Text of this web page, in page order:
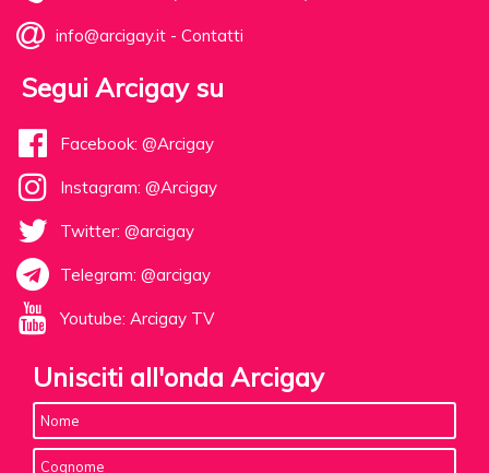
info@arcigay.it - Contatti
Segui Arcigay su
Facebook: @Arcigay
Instagram: @Arcigay
Twitter: @arcigay
Telegram: @arcigay
Youtube: Arcigay TV
Unisciti all'onda Arcigay